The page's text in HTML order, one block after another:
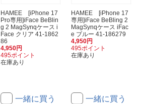
HAMEE [iPhone 17
Pro専用]iFace BeBlin
g 2 MagSynqケース i
Face クリア 41-1862
86
4,950円
495ポイント
在庫あり
一緒に買う
HAMEE [iPhone 17
専用]iFace BeBling 2
MagSynqケース iFac
e ブルー 41-186279
4,950円
495ポイント
在庫あり
一緒に買う